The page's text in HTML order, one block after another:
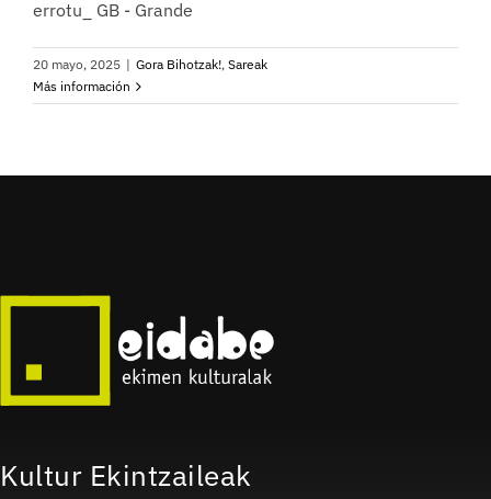
errotu_ GB - Grande
20 mayo, 2025 | Gora Bihotzak!, Sareak
Más información
Kultur Ekintzaileak